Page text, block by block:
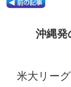
沖縄
米大リー